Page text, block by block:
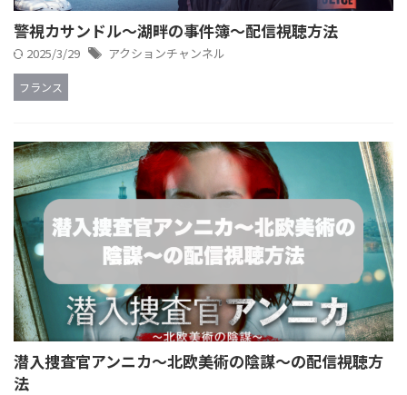
警視カサンドル～湖畔の事件簿～配信視聴方法
2025/3/29 アクションチャンネル
フランス
潜入捜査官アンニカ～北欧美術の陰謀～の配信視聴方
法